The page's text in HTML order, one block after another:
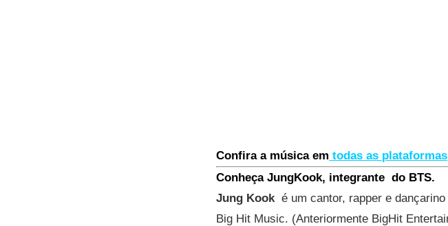
Confira a música em todas as plataformas
Conheça JungKook, integrante do BTS.
Jung Kook é um cantor, rapper e
Big Hit Music. (Anteriormente BigHit